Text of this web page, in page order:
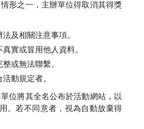
形之一，主辦單位得取消其得獎
及相關注意事項。
實或冒用他人資料。
或無法聯繫。
動規定者。
位將其全名公布於活動網站，以
。若不同意者，視為自動放棄得